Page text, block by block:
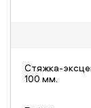
Стяжка-
100 мм.